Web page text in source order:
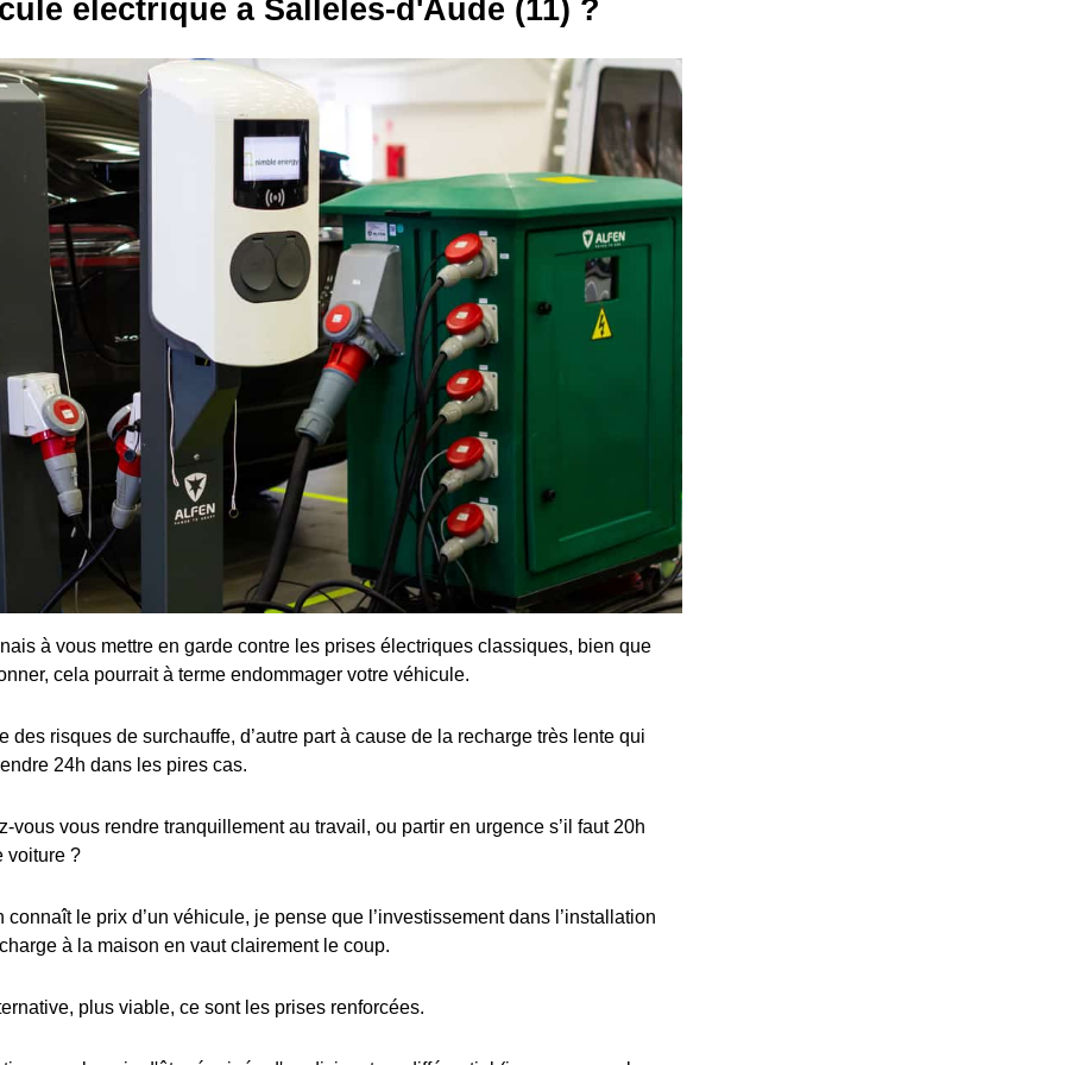
électrique à Sallèles-d'Aude (11) ?
à vous mettre en garde contre les prises électriques classiques, bien que
cela pourrait à terme endommager votre véhicule.
des risques de surchauffe, d’autre part à cause de la recharge très lente qui
24h dans les pires cas.
vous vous rendre tranquillement au travail, ou partir en urgence s’il faut 20h
voiture ?
le prix d’un véhicule, je pense que l’investissement dans l’installation
à la maison en vaut clairement le coup.
plus viable, ce sont les prises renforcées.